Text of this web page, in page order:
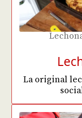
La original